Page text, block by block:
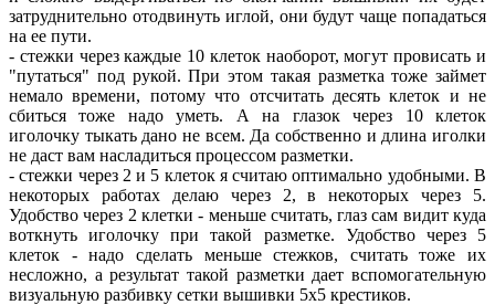
затруднительно отодвинуть иглой, они будут чаще попадаться
на ее пути.
- стежки через каждые 10 клеток наоборот, могут провисать и
"путаться" под рукой. При этом такая разметка тоже займет
немало времени, потому что отсчитать десять клеток и не
сбиться тоже надо уметь. А на глазок через 10 клеток
иголочку тыкать дано не всем. Да собственно и длина иголки
не даст вам насладиться процессом разметки.
- стежки через 2 и 5 клеток я считаю оптимально удобными. В
некоторых работах делаю через 2, в некоторых через 5.
Удобство через 2 клетки - меньше считать, глаз сам видит куда
воткнуть иголочку при такой разметке. Удобство через 5
клеток - надо сделать меньше стежков, считать тоже их
несложно, а результат такой разметки дает вспомогательную
визуальную разбивку сетки вышивки 5х5 крестиков.